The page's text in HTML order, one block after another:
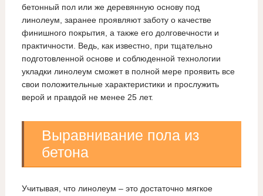
бетонный пол или же деревянную основу под
линолеум, заранее проявляют заботу о качестве
финишного покрытия, а также его долговечности и
практичности. Ведь, как известно, при тщательно
подготовленной основе и соблюденной технологии
укладки линолеум сможет в полной мере проявить все
свои положительные характеристики и прослужить
верой и правдой не менее 25 лет.
Выравнивание пола из
бетона
Учитывая, что линолеум – это достаточно мягкое